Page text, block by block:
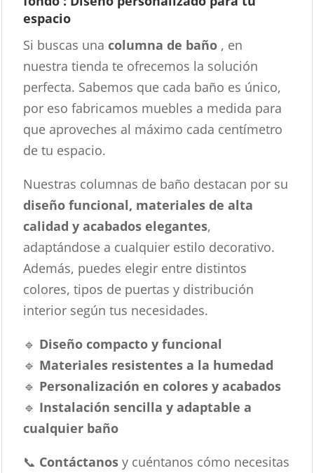
espacio
Si buscas una columna de baño , en
nuestra tienda te ofrecemos la solución
perfecta. Sabemos que cada baño es único,
por eso fabricamos muebles a medida para
que aproveches al máximo cada centímetro
de tu espacio.
Nuestras columnas de baño destacan por su
diseño funcional, materiales de alta
calidad y acabados elegantes,
adaptándose a cualquier estilo decorativo.
Además, puedes elegir entre distintos
colores, tipos de puertas y distribución
interior según tus necesidades.
🔹 Diseño compacto y funcional
🔹 Materiales resistentes a la humedad
🔹 Personalización en colores y acabados
🔹 Instalación sencilla y adaptable a
cualquier baño
📞 Contáctanos y cuéntanos cómo necesitas